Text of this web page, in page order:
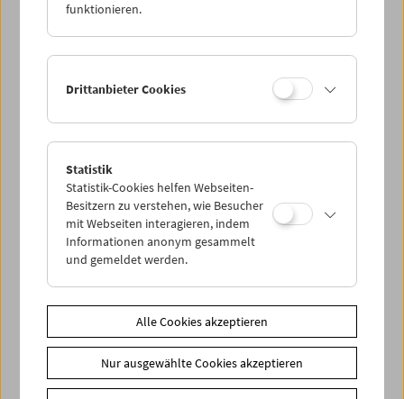
Share on
News Archiv
Newsletter
funktionieren.
Drittanbieter Cookies
Statistik
Statistik-Cookies helfen Webseiten-
Besitzern zu verstehen, wie Besucher
mit Webseiten interagieren, indem
Informationen anonym gesammelt
und gemeldet werden.
Alle Cookies akzeptieren
Nur ausgewählte Cookies akzeptieren